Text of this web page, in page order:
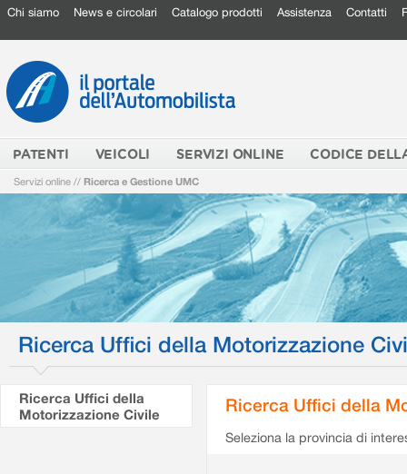
Chi siamo News e circolari Catalogo prodotti Assistenza Contatti
PATENTI VEICOLI SERVIZI ONLINE CODICE
Servizi online // Ricerca e Gestione UMC
Ricerca Uffici della Motorizzazione
Ricerca Uffici della
Motorizzazione Civile
Ricerca Uffici della
Seleziona la provincia di